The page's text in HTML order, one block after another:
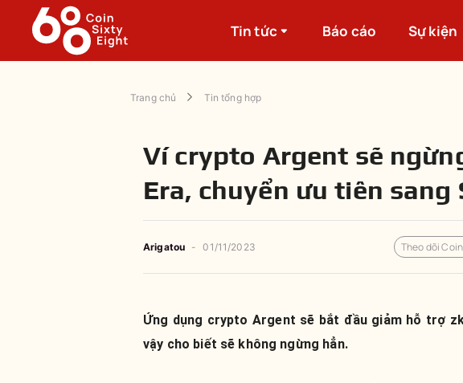
Tin tức Báo cáo Sự kiện
Trang chủ Tin tổng hợp
Ví crypto Argent sẽ
Era, chuyển ưu tiên sang
Arigatou - 01/11/2023 Theo dõi
Ứng dụng crypto Argent sẽ bắt đầu giảm hỗ trợ
vậy cho biết sẽ không ngừng hẳn.